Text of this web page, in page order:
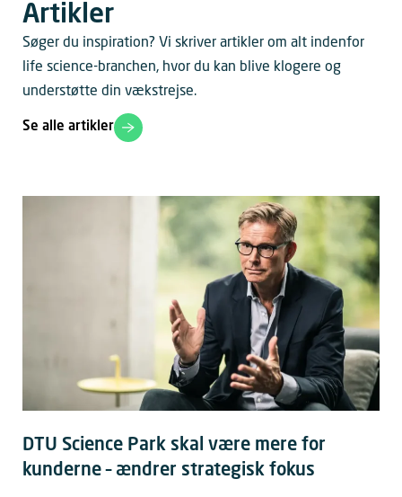
Artikler
Søger du inspiration? Vi skriver artikler om alt indenfor
life science-branchen, hvor du kan blive klogere og
understøtte din vækstrejse.
Se alle artikler
DTU Science Park skal være mere for
kunderne – ændrer strategisk fokus